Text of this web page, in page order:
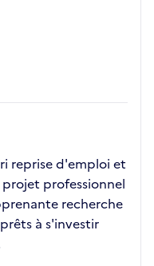
reprise d'emploi et
professionnel
recherche
à s'investir